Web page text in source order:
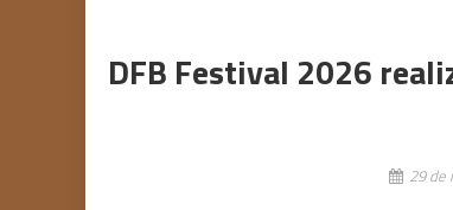
DFB Festival 2026
29 de